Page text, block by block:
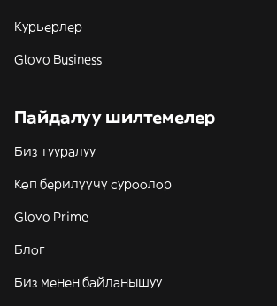
Курьерлер
Glovo Business
Пайдалуу шилтемелер
Биз тууралуу
Көп берилүүчү суроолор
Glovo Prime
Блог
Биз менен байланышуу